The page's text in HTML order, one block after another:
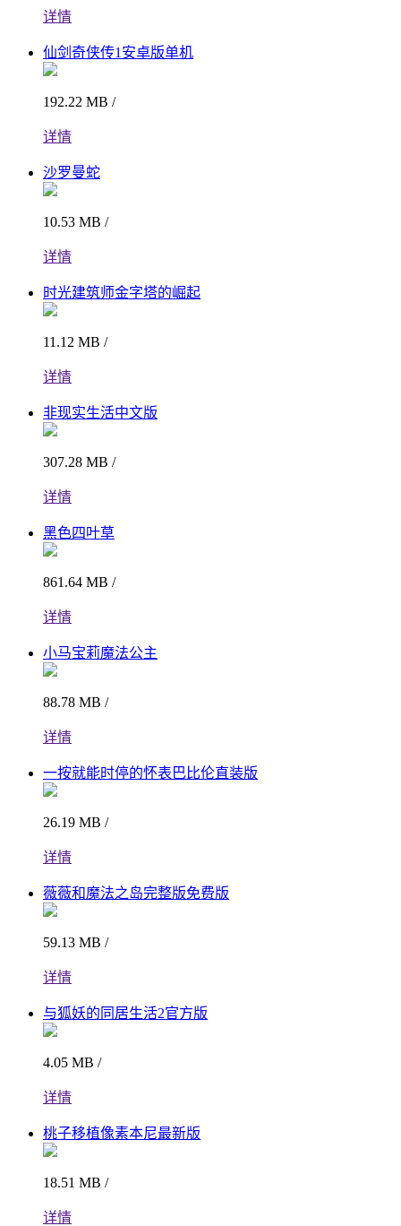
详情
仙剑奇侠传1安卓版单机
192.22 MB /
详情
沙罗曼蛇
10.53 MB /
详情
时光建筑师金字塔的崛起
11.12 MB /
详情
非现实生活中文版
307.28 MB /
详情
黑色四叶草
861.64 MB /
详情
小马宝莉魔法公主
88.78 MB /
详情
一按就能时停的怀表巴比伦直装版
26.19 MB /
详情
薇薇和魔法之岛完整版免费版
59.13 MB /
详情
与狐妖的同居生活2官方版
4.05 MB /
详情
桃子移植像素本尼最新版
18.51 MB /
详情